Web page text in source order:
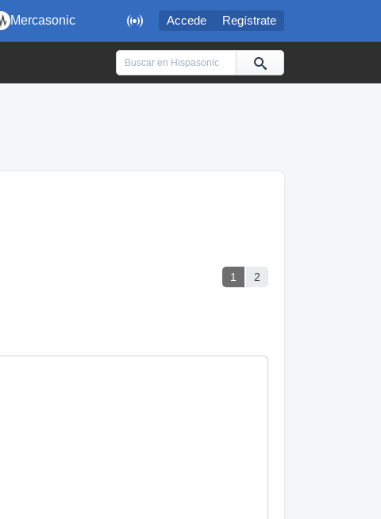
 Accede Regístrate
Mercasonic
1 2